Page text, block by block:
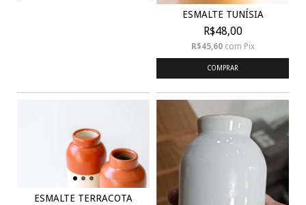
ESMALTE TUNÍSIA
R$48,00
R$45,60 com Pix
COMPRAR
ESMALTE TERRACOTA